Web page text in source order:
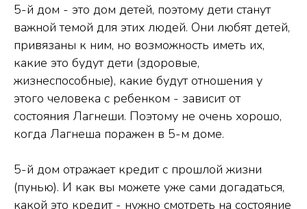
5-й дом - это дом детей, поэтому дети станут
важной темой для этих людей. Они любят детей,
привязаны к ним, но возможность иметь их,
какие это будут дети (здоровые,
жизнеспособные), какие будут отношения у
этого человека с ребенком - зависит от
состояния Лагнеши. Поэтому не очень хорошо,
когда Лагнеша поражен в 5-м доме.
5-й дом отражает кредит с прошлой жизни
(пунью). И как вы можете уже сами догадаться,
какой это кредит - нужно смотреть на состояние